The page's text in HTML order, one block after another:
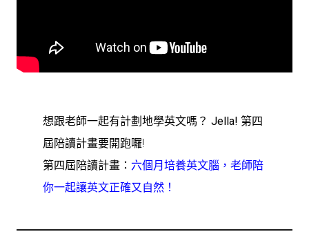
想跟老師一起有計劃地學英文嗎？ Jella! 第四
屆陪讀計畫要開跑囉!
第四屆陪讀計畫： 六個月培養英文腦，老師陪
你一起讓英文正確又自然！